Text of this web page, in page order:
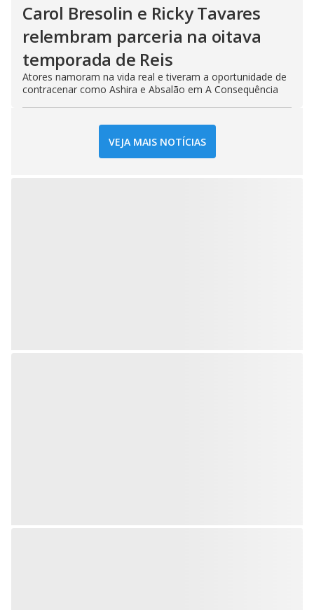
Carol Bresolin e Ricky Tavares
relembram parceria na oitava
temporada de Reis
Atores namoram na vida real e tiveram a oportunidade de
contracenar como Ashira e Absalão em A Consequência
VEJA MAIS NOTÍCIAS